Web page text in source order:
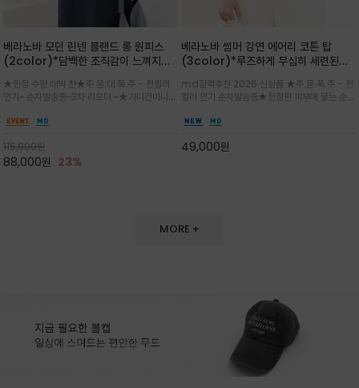
베라노바 모던 린넨 블랜드 롱 원피스
(2color)*담백한 조직감이 느껴지는
롱 원피스
★한정 수량 대박 찬★주.문.대.폭.주 - 전컬러
인기~ 순차발송중~3차 리오더 ~★가디건이나
도 손색이 없고,리조트룩까지 만능/답답하지 않
버하면서도 여리여리한 무
115,000원
88,000원 23%
베라노바 썸머 강연 에어리 코튼 탑
(3color)*루즈하게 무심히 세련된핏/
품은 시원함: 우수한 통기성
md강력추천 2026 신상품 ★주.문.폭.주 - 전
컬러 인기 순차발송중★한정판 피부에 닿는 순간
한 터치감~★여름에 오히려 이런티을 입으셔야
을 즐기실수 있습니다^^
49,000원
MORE +